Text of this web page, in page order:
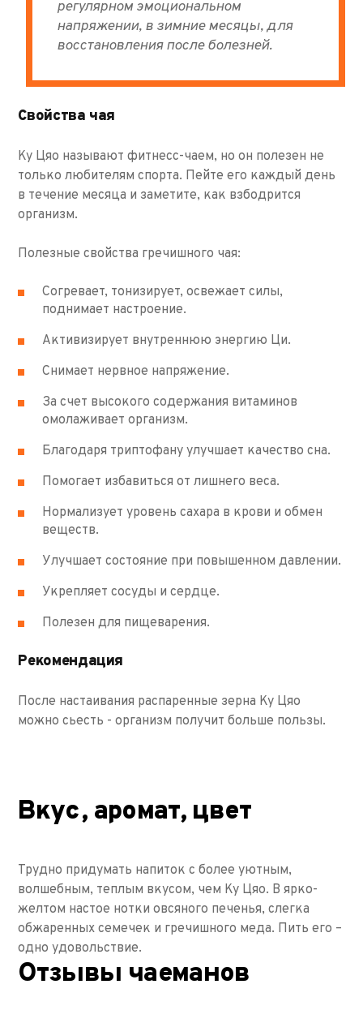
регулярном эмоциональном
напряжении, в зимние месяцы, для
восстановления после болезней.
Свойства чая
Ку Цяо называют фитнесс-чаем, но он полезен не
только любителям спорта. Пейте его каждый день
в течение месяца и заметите, как взбодрится
организм.
Полезные свойства гречишного чая:
Согревает, тонизирует, освежает силы,
поднимает настроение.
Активизирует внутреннюю энергию Ци.
Снимает нервное напряжение.
За счет высокого содержания витаминов
омолаживает организм.
Благодаря триптофану улучшает качество сна.
Помогает избавиться от лишнего веса.
Нормализует уровень сахара в крови и обмен
веществ.
Улучшает состояние при повышенном давлении.
Укрепляет сосуды и сердце.
Полезен для пищеварения.
Рекомендация
После настаивания распаренные зерна Ку Цяо
можно сьесть - организм получит больше пользы.
Вкус, аромат, цвет
Трудно придумать напиток с более уютным,
волшебным, теплым вкусом, чем Ку Цяо. В ярко-
желтом настое нотки овсяного печенья, слегка
обжаренных семечек и гречишного меда. Пить его –
одно удовольствие.
Отзывы чаеманов